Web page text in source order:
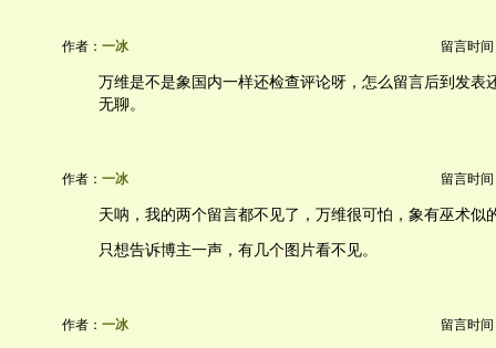
作者： 一冰 留言时间
万维是不是象国内一样还检查评论呀，怎么留言后到发表
无聊。
作者： 一冰 留言时间
天呐，我的两个留言都不见了，万维很可怕，象有巫术似
只想告诉博主一声，有几个图片看不见。
作者： 一冰 留言时间